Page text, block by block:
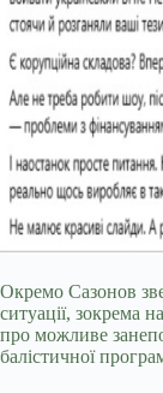
Окремо Сазонов
ситуації, зокрема
про можливе
балістичної